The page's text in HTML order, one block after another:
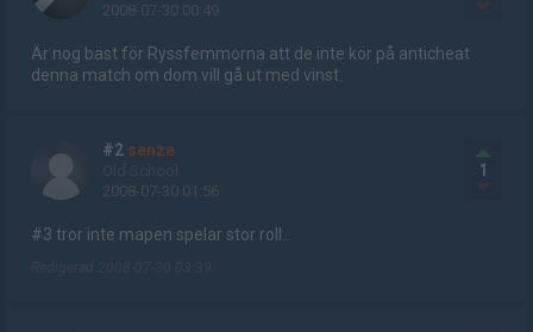
2008-07-30 00:49
Är nog bäst för Ryssfemmorna att de inte kör på anticheat
denna match om dom vill gå ut med vinst.
#2 senze
2008-07-30 01:56
1
#3 tror inte mapen spelar stor roll..